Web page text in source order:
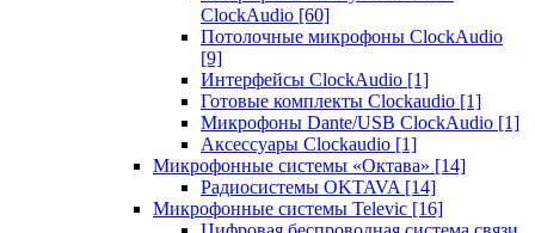
ClockAudio [60]
Потолочные микрофоны ClockAudio
[9]
Интерфейсы ClockAudio [1]
Готовые комплекты Clockaudio [1]
Микрофоны Dante/USB ClockAudio [1]
Аксессуары Clockaudio [1]
Микрофонные системы «Октава» [14]
Радиосистемы OKTAVA [14]
Микрофонные системы Televic [16]